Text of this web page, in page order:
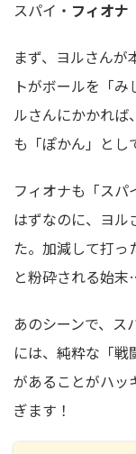
スパイ・ フィオナ
まず、ヨルさんが
トがボールを「
ルさんにかかれば
も「ぽかん」とし
フィオナも「スパ
はずなのに、ヨル
た。加減して打
と粉砕される始末
あのシーンで、ス
には、純粋な「戦
があることがハッ
ぎます！